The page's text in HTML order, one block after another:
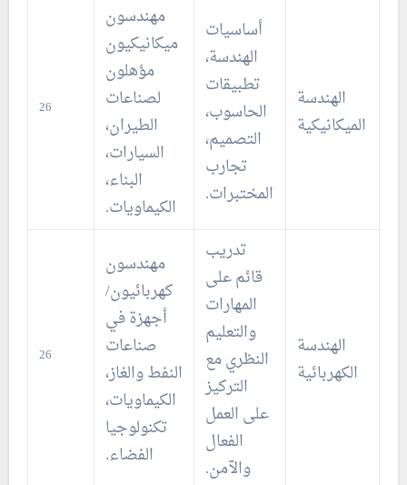
الهندسة
الميكانيكية
أساسيات
الهندسة،
تطبيقات
الحاسوب،
التصميم،
تجارب
المختبرات.
مهندسون
ميكانيكيون
مؤهلون
لصناعات
الطيران،
السيارات،
البناء،
الكيماويات.
26
الهندسة
الكهربائية
تدريب
قائم على
المهارات
والتعليم
النظري مع
التركيز
على العمل
الفعال
والآمن.
مهندسون
كهربائيون/
أجهزة في
صناعات
النفط والغاز،
الكيماويات،
تكنولوجيا
الفضاء.
26